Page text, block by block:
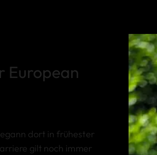
European
dort in frühester
gilt noch immer